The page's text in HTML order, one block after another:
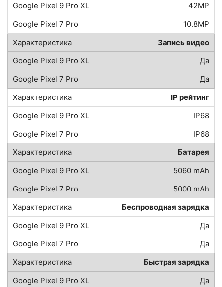
42MP
10.8MP
Запись видео
Да
Да
IP рейтинг
IP68
IP68
Батарея
5060 mAh
5000 mAh
Беспроводная зарядка
Да
Да
Быстрая зарядка
Да